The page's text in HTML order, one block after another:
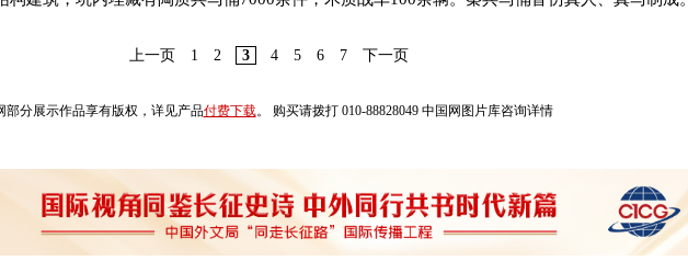
上一页 1 2 3 4 5 6 7 下一页
部分展示作品享有版权，详见产品付费下载。 购买请拨打 010-88828049 中国网图片库咨询详情